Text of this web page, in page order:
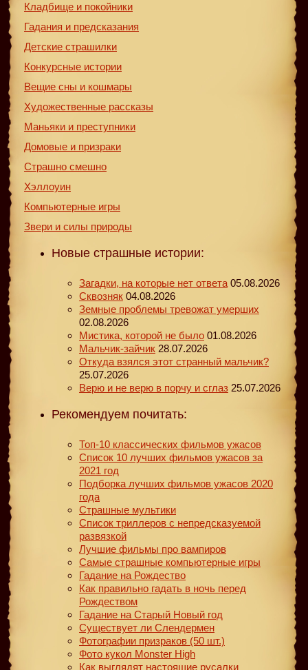
Кладбище и покойники
Гадания и предсказания
Детские страшилки
Конкурсные истории
Вещие сны и кошмары
Художественные рассказы
Маньяки и преступники
Домовые и призраки
Страшно смешно
Хэллоуин
Компьютерные игры
Звери и силы природы
Новые страшные истории:
Загадки, на которые нет ответа 05.08.2026
Сквозняк 04.08.2026
Земные проблемы тревожат умерших
02.08.2026
Мистика, которой не было 01.08.2026
Мальчик-зайчик 28.07.2026
Откуда взялся этот странный мальчик?
25.07.2026
Верю и не верю в порчу и сглаз 25.07.2026
Рекомендуем почитать:
Топ-10 классических фильмов ужасов
Список 10 лучших фильмов ужасов за
2021 год
Подборка лучших фильмов ужасов 2020
года
Страшные мультики
Список триллеров с непредсказуемой
развязкой
Лучшие фильмы про вампиров
Самые страшные компьютерные игры
Гадание на Рождество
Как правильно гадать в ночь перед
Рождеством
Гадание на Старый Новый год
Существует ли Слендермен
Фотографии призраков (50 шт.)
Фото кукол Monster High
Как выглядят настоящие русалки